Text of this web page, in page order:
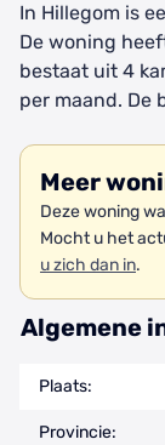
In Hillegom is
De woning
bestaat uit 4
per maand. De
Meer
Deze woning
Mocht u het
u zich dan in.
Algemene
Plaats:
Provincie: